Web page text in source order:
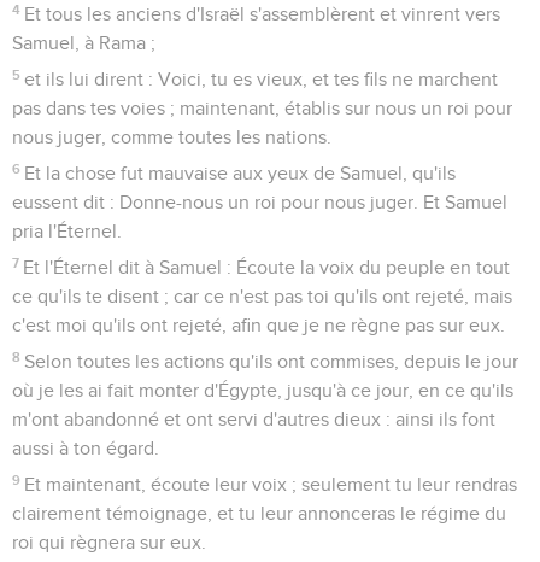
4 Et tous les anciens d'Israël s'assemblèrent et vinrent vers
Samuel, à Rama ;
5 et ils lui dirent : Voici, tu es vieux, et tes fils ne marchent
pas dans tes voies ; maintenant, établis sur nous un roi pour
nous juger, comme toutes les nations.
6 Et la chose fut mauvaise aux yeux de Samuel, qu'ils
eussent dit : Donne-nous un roi pour nous juger. Et Samuel
pria l'Éternel.
7 Et l'Éternel dit à Samuel : Écoute la voix du peuple en tout
ce qu'ils te disent ; car ce n'est pas toi qu'ils ont rejeté, mais
c'est moi qu'ils ont rejeté, afin que je ne règne pas sur eux.
8 Selon toutes les actions qu'ils ont commises, depuis le jour
où je les ai fait monter d'Égypte, jusqu'à ce jour, en ce qu'ils
m'ont abandonné et ont servi d'autres dieux : ainsi ils font
aussi à ton égard.
9 Et maintenant, écoute leur voix ; seulement tu leur rendras
clairement témoignage, et tu leur annonceras le régime du
roi qui règnera sur eux.